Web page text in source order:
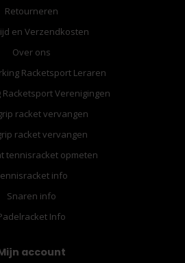
Retourneren
en Verzendkosten
Over ons
Racketsport Leraren
Verenigingen
racket vervangen
racket vervangen
tennisracket opmeten
info
Snaren info
Info
account